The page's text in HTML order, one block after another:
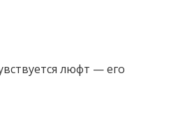
люфт — его